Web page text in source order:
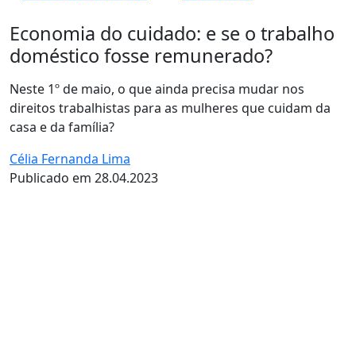
Economia do cuidado: e se o trabalho
doméstico fosse remunerado?
Neste 1º de maio, o que ainda precisa mudar nos
direitos trabalhistas para as mulheres que cuidam da
casa e da família?
Célia Fernanda Lima
Publicado em 28.04.2023